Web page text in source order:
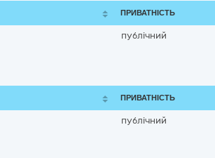
ПРИВАТНІСТЬ
публічний
ПРИВАТНІСТЬ
публічний